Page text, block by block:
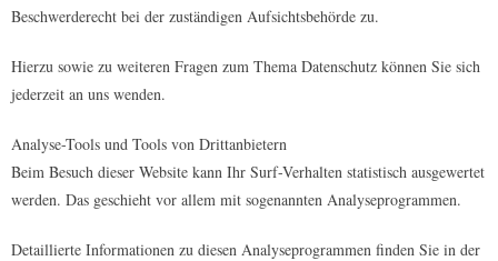
Beschwerderecht bei der zuständigen Aufsichtsbehörde zu.
Hierzu sowie zu weiteren Fragen zum Thema Datenschutz können Sie sich
jederzeit an uns wenden.
Analyse-Tools und Tools von Drittanbietern
Beim Besuch dieser Website kann Ihr Surf-Verhalten statistisch ausgewertet
werden. Das geschieht vor allem mit sogenannten Analyseprogrammen.
Detaillierte Informationen zu diesen Analyseprogrammen finden Sie in der